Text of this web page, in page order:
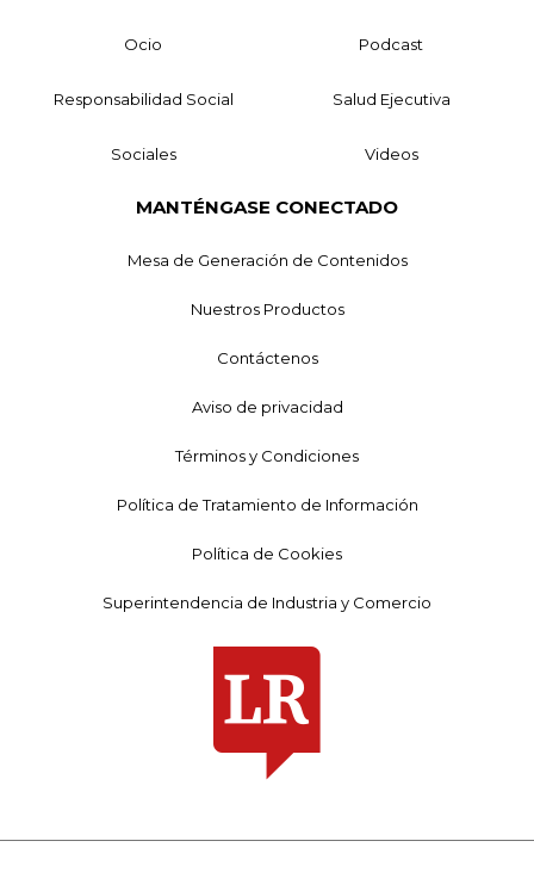
Ocio Podcast
Responsabilidad Social Salud Ejecutiva
Sociales Videos
MANTÉNGASE CONECTADO
Mesa de Generación de Contenidos
Nuestros Productos
Contáctenos
Aviso de privacidad
Términos y Condiciones
Política de Tratamiento de Información
Política de Cookies
Superintendencia de Industria y Comercio